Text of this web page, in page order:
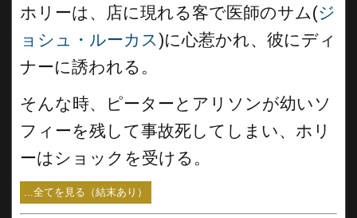
ホリーは、店に現れる客で医師のサム(ジ
ョシュ・ルーカス)に心惹かれ、彼にディ
ナーに誘われる。
そんな時、ピーターとアリソンが幼いソ
フィーを残して事故死してしまい、ホリ
ーはショックを受ける。
...全てを見る（結末あり）